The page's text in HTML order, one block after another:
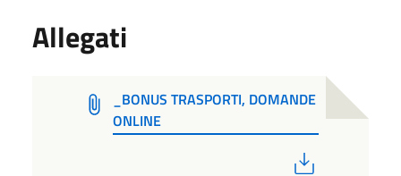
Allegati
_BONUS TRASPORTI, DOMANDE
ONLINE